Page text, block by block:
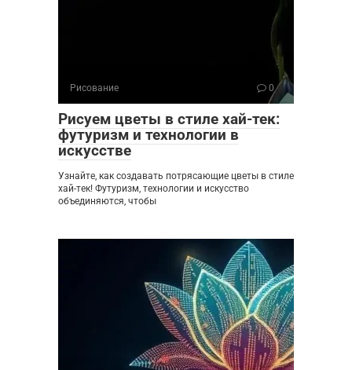
Рисование 0
Рисуем цветы в стиле хай-тек:
футуризм и технологии в
искусстве
Узнайте, как создавать потрясающие цветы в стиле
хай-тек! Футуризм, технологии и искусство
объединяются, чтобы